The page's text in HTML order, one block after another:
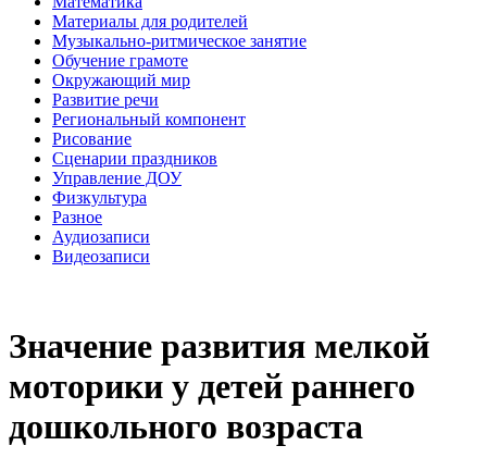
Материалы для родителей
Музыкально-ритмическое занятие
Обучение грамоте
Окружающий мир
Развитие речи
Региональный компонент
Рисование
Сценарии праздников
Управление ДОУ
Физкультура
Разное
Аудиозаписи
Видеозаписи
Значение развития мелкой
моторики у детей раннего
дошкольного возраста